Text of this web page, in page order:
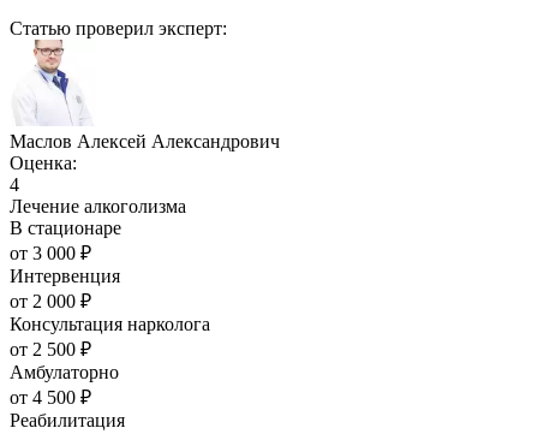
Статью проверил эксперт:
Маслов Алексей Александрович
Оценка:
4
Лечение алкоголизма
В стационаре
от 3 000 ₽
Интервенция
от 2 000 ₽
Консультация нарколога
от 2 500 ₽
Амбулаторно
от 4 500 ₽
Реабилитация